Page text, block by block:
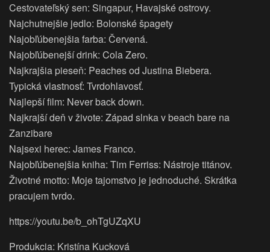
Cestovateľský sen: Singapur, Havajské ostrovy.
Najchutnejšie jedlo: Bolonské špagety
Najobľúbenejšia farba: Červená.
Najobľúbenejší drink: Cola Zero.
Najkrajšia pieseň: Peaches od Justina Biebera.
Typická vlastnosť: Tvrdohlavosť.
Najlepší film: Never back down.
Najkrajší deň v živote: Západ slnka v beach bare na
Zanzibare
Najsexi herec: James Franco.
Najobľúbenejšia kniha: Tim Ferriss: Nástroje titánov.
Životné motto: Moje tajomstvo je jednoduché. Skrátka
pracujem tvrdo.
https://youtu.be/b_ohTgUZqXU
Produkcia: Kristína Kucková